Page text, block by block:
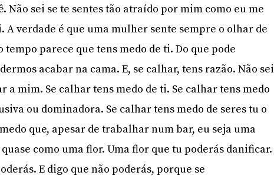
Não sei se te sentes tão atraído por mim como eu me
A verdade é que uma mulher sente sempre o olhar de
tempo parece que tens medo de ti. Do que pode
acabar na cama. E, se calhar, tens razão. Não sei
a mim. Se calhar tens medo de ti. Se calhar tens medo
ou dominadora. Se calhar tens medo de seres tu o
que, apesar de trabalhar num bar, eu seja uma
como uma flor. Uma flor que tu poderás danificar.
E digo que não poderás, porque se